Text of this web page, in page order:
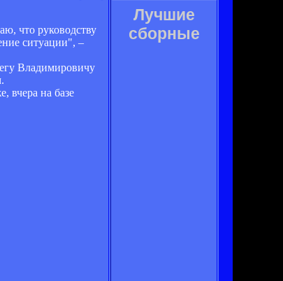
что руководству
ситуации", –
Владимировичу
вчера на базе
Лучшие
сборные